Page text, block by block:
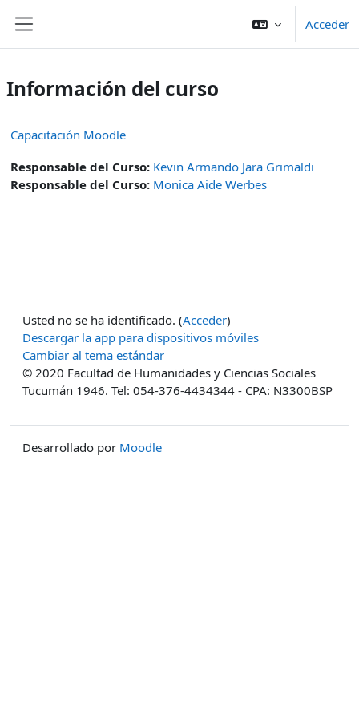
Acceder
Información del curso
Capacitación Moodle
Responsable del Curso: Kevin Armando Jara Grimaldi
Responsable del Curso: Monica Aide Werbes
Usted no se ha identificado. (Acceder)
Descargar la app para dispositivos móviles
Cambiar al tema estándar
© 2020 Facultad de Humanidades y Ciencias Sociales
Tucumán 1946. Tel: 054-376-4434344 - CPA: N3300BSP
Desarrollado por Moodle